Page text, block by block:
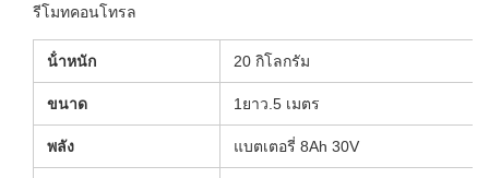
รีโมทคอนโทรล
น้ําหนัก 20 กิโลกรัม
ขนาด 1ยาว.5 เมตร
พลัง แบตเตอรี่ 8Ah 30V